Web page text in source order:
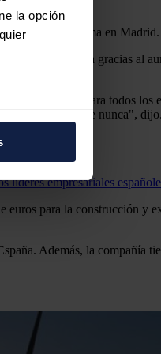
la opción
sociales
de
o
el acto de la firma en Madrid.
en España gracias al
sostenible para todos los
necesarias que nunca", dijo.
líderes empresariales
euros para la construcción y
Además, la compañía